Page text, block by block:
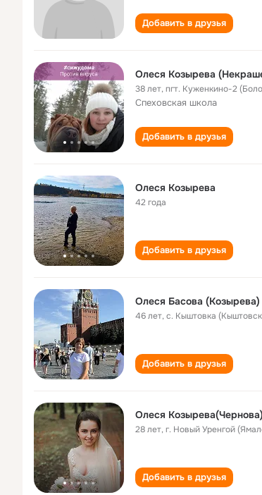
Добавить в друзья
Олеся Козырева
38 лет,пгт. Куженкино-2
Спеховская школа
Добавить в друзья
Олеся Козырева
42 года
Добавить в друзья
Олеся Басова (Козырева)
46 лет,с. Кыштовка
Добавить в друзья
Олеся Козырева(Чернова)
28 лет,г. Новый Уренгой
Добавить в друзья